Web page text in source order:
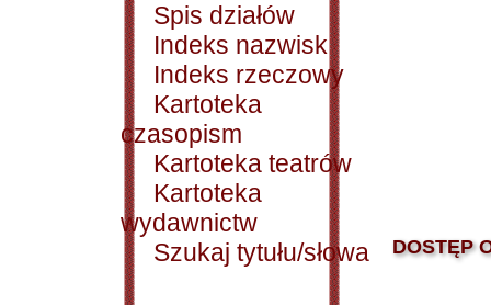
Spis działów
Indeks nazwisk
Indeks rzeczowy
Kartoteka
czasopism
Kartoteka teatrów
Kartoteka
wydawnictw
Szukaj tytułu/słowa
DOSTĘP